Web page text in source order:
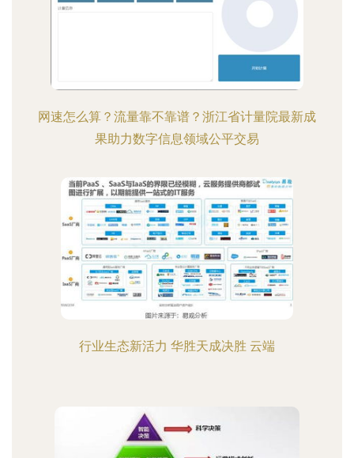
网速怎么算？流量靠不靠谱？浙江省计量院最新成
果助力数字信息领域公平交易
行业生态新活力 华胜天成决胜 云端